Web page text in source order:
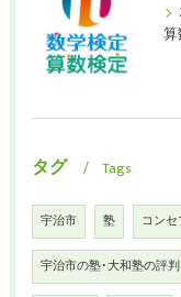
タグ Tags
宇治市 塾 コンセ
宇治市の塾･大和塾の評判